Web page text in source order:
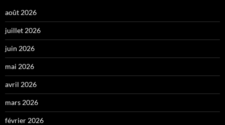
août 2026
juillet 2026
juin 2026
mai 2026
avril 2026
mars 2026
février 2026